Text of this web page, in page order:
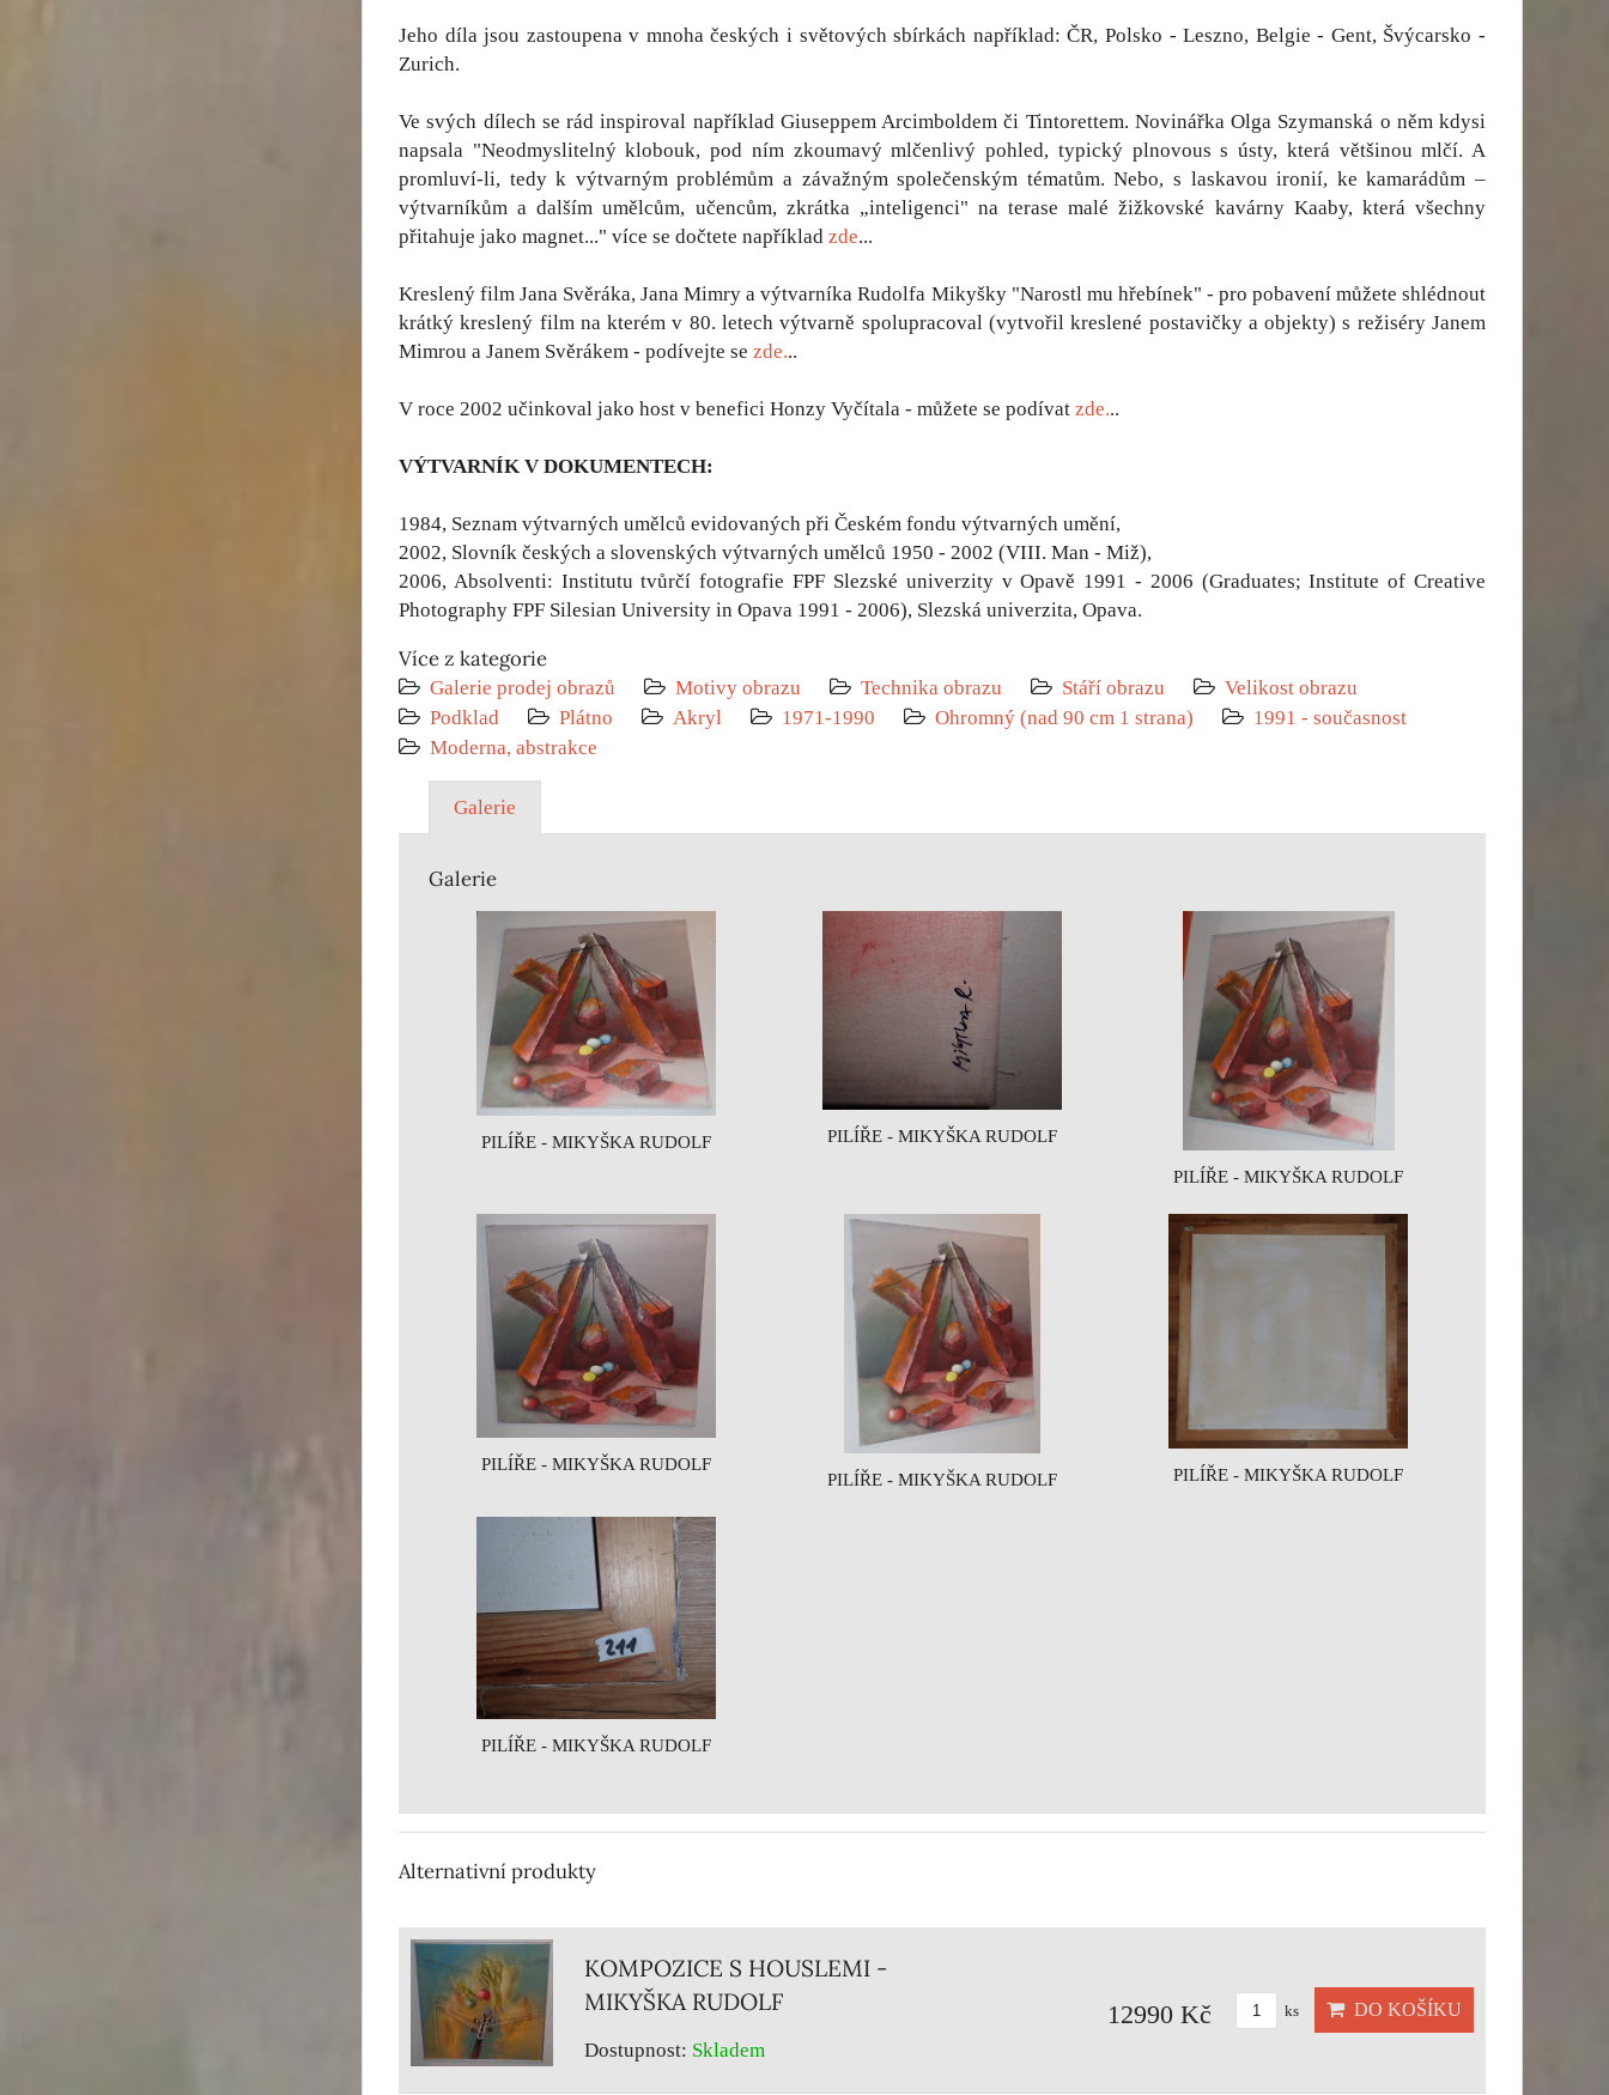
Jeho díla jsou zastoupena v mnoha českých i světových sbírkách například: ČR, Polsko - Leszno, Belgie - Gent, Švýcarsko -
Zurich.
Ve svých dílech se rád inspiroval například Giuseppem Arcimboldem či Tintorettem. Novinářka Olga Szymanská o něm kdysi
napsala "Neodmyslitelný klobouk, pod ním zkoumavý mlčenlivý pohled, typický plnovous s ústy, která většinou mlčí. A
promluví-li, tedy k výtvarným problémům a závažným společenským tématům. Nebo, s laskavou ironií, ke kamarádům –
výtvarníkům a dalším umělcům, učencům, zkrátka „inteligenci" na terase malé žižkovské kavárny Kaaby, která všechny
přitahuje jako magnet..." více se dočtete například zde...
Kreslený film Jana Svěráka, Jana Mimry a výtvarníka Rudolfa Mikyšky "Narostl mu hřebínek" - pro pobavení můžete shlédnout
krátký kreslený film na kterém v 80. letech výtvarně spolupracoval (vytvořil kreslené postavičky a objekty) s režiséry Janem
Mimrou a Janem Svěrákem - podívejte se zde...
V roce 2002 učinkoval jako host v benefici Honzy Vyčítala - můžete se podívat zde...
VÝTVARNÍK V DOKUMENTECH:
1984, Seznam výtvarných umělců evidovaných při Českém fondu výtvarných umění,
2002, Slovník českých a slovenských výtvarných umělců 1950 - 2002 (VIII. Man - Miž),
2006, Absolventi: Institutu tvůrčí fotografie FPF Slezské univerzity v Opavě 1991 - 2006 (Graduates; Institute of Creative
Photography FPF Silesian University in Opava 1991 - 2006), Slezská univerzita, Opava.
Více z kategorie
Galerie prodej obrazů Motivy obrazu Technika obrazu Stáří obrazu
Velikost obrazu
Podklad
Plátno Akryl 1971-1990 Ohromný (nad 90 cm 1 strana)
1991 - současnost
Moderna, abstrakce
Galerie
Galerie
PILÍŘE - MIKYŠKA RUDOLF
PILÍŘE - MIKYŠKA RUDOLF
PILÍŘE - MIKYŠKA RUDOLF
PILÍŘE - MIKYŠKA RUDOLF
PILÍŘE - MIKYŠKA RUDOLF PILÍŘE - MIKYŠKA RUDOLF
PILÍŘE - MIKYŠKA RUDOLF
Alternativní produkty
KOMPOZICE S HOUSLEMI -
MIKYŠKA RUDOLF
Dostupnost: Skladem
12990 Kč ks DO KOŠÍKU